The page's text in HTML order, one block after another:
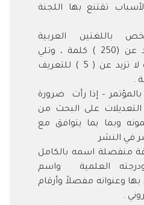
تقتنع بها اللجنة
باللغتين العربية
والانجليزية بما لا يزيد عن (250 ) كلمة ، وتلي
الملخص كلمات دالة لا تزيد عن ( 5 ) للتعريف
.
– إذا رأت ضرورة
على البحث من
وبما يما يتوافق مع
في النشر
منفصلة اسمه بالكامل
العلمية واسم
وعنوانه مفصلاً وأرقام
.